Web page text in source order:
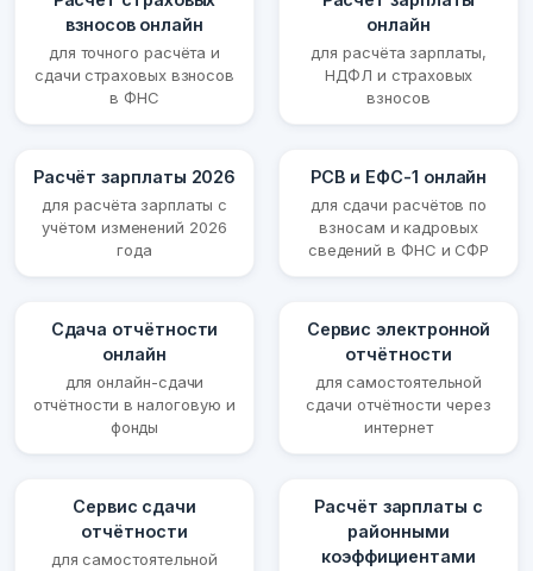
взносов онлайн
для точного расчёта и
сдачи страховых взносов
в ФНС
онлайн
для расчёта зарплаты,
НДФЛ и страховых
взносов
Расчёт зарплаты 2026
для расчёта зарплаты с
учётом изменений 2026
года
РСВ и ЕФС-1 онлайн
для сдачи расчётов по
взносам и кадровых
сведений в ФНС и СФР
Сдача отчётности
онлайн
для онлайн-сдачи
отчётности в налоговую и
фонды
Сервис электронной
отчётности
для самостоятельной
сдачи отчётности через
интернет
Сервис сдачи
отчётности
для самостоятельной
Расчёт зарплаты с
районными
коэффициентами